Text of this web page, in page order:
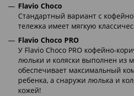
Flavio Choco
Стандартный вариант с
тележка имеет мягкую
Flavio Choco PRO
У Flavio Choco PRO кофейно-
люльки и коляски выполнен из
обеспечивает максимальный
ребенка, а снаружи люлька и
кожей!